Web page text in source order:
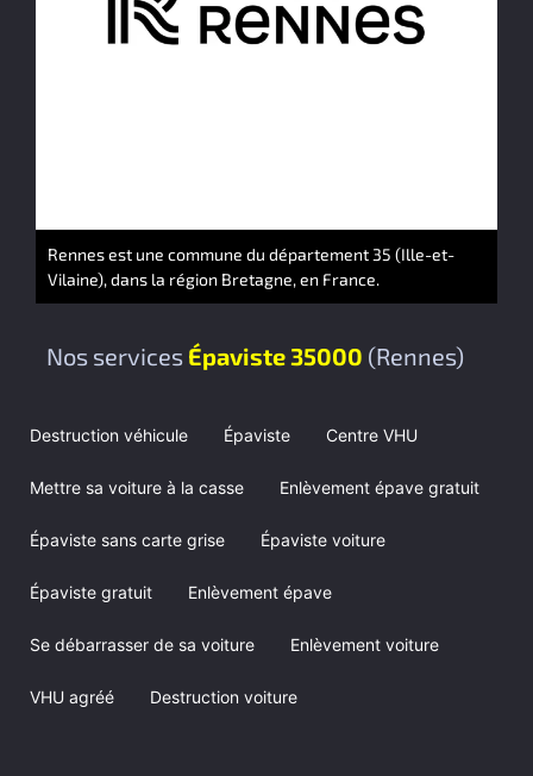
Nos services Épaviste 35000 (Rennes)
Destruction véhicule Épaviste Centre VHU
Mettre sa voiture à la casse Enlèvement épave gratuit
Épaviste sans carte grise Épaviste voiture
Épaviste gratuit Enlèvement épave
Se débarrasser de sa voiture Enlèvement voiture
VHU agréé Destruction voiture
Rennes est une commune du département 35 (Ille-et-
Vilaine), dans la région Bretagne, en France.